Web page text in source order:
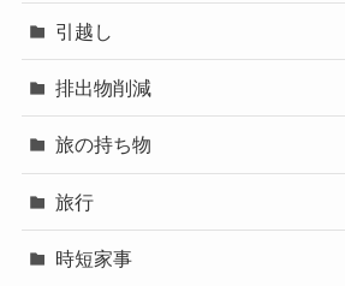
引越し
排出物削減
旅の持ち物
旅行
時短家事